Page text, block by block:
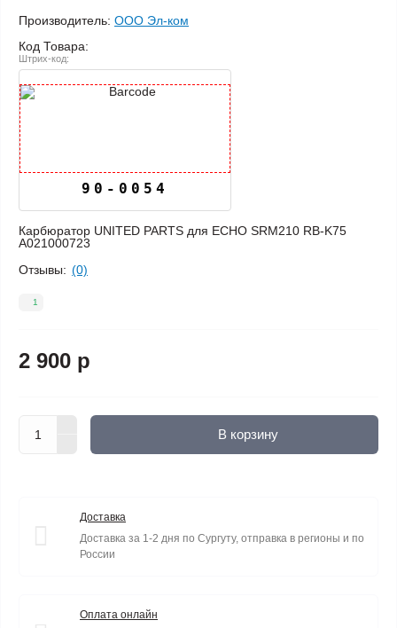
Производитель: ООО Эл-ком
Код Товара:
Штрих-код:
90-0054
Карбюратор UNITED PARTS для ECHO SRM210 RB-K75
A021000723
Отзывы: (0)
1
2 900 р
В корзину
Доставка
Доставка за 1-2 дня по Сургуту, отправка в регионы и по
России
Оплата онлайн